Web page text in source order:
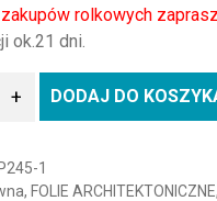
rolkowych
ok.21 dni.
BENIF
+ DODAJ DO
1
, FOLIE ARCHITEKTONICZNE,